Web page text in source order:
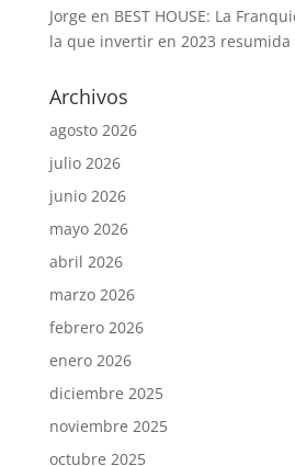
Jorge en BEST HOUSE: La
la que invertir en 2023 resumida
Archivos
agosto 2026
julio 2026
junio 2026
mayo 2026
abril 2026
marzo 2026
febrero 2026
enero 2026
diciembre 2025
noviembre 2025
octubre 2025